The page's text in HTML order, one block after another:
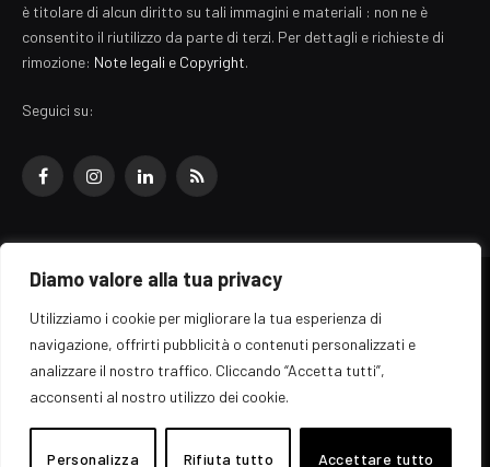
Diamo valore alla tua privacy
Utilizziamo i cookie per migliorare la tua esperienza di
navigazione, offrirti pubblicità o contenuti personalizzati e
analizzare il nostro traffico. Cliccando “Accetta tutti”,
acconsenti al nostro utilizzo dei cookie.
Personalizza Rifiuta tutto Accettare tutto
è titolare di alcun diritto su tali immagini e materiali : non ne è
consentito il riutilizzo da parte di terzi. Per dettagli e richieste di
rimozione: Note legali e Copyright.
Seguici su:
FacebookInstagramLinkedInRSS
© 2026 EZ Rome Designed by ARvis.it
Il portale EZ Rome e' una testata giornalistica di carattere generalista
registrata al tribunale di Roma - Numero 389/2008
Direttore responsabile: Raffaella Roani - ISSN: 2036-783X
Edito da ARvis.it srl - via Alessandria 88 - 00198 Roma CF/PI/R.I.
Home Informazioni